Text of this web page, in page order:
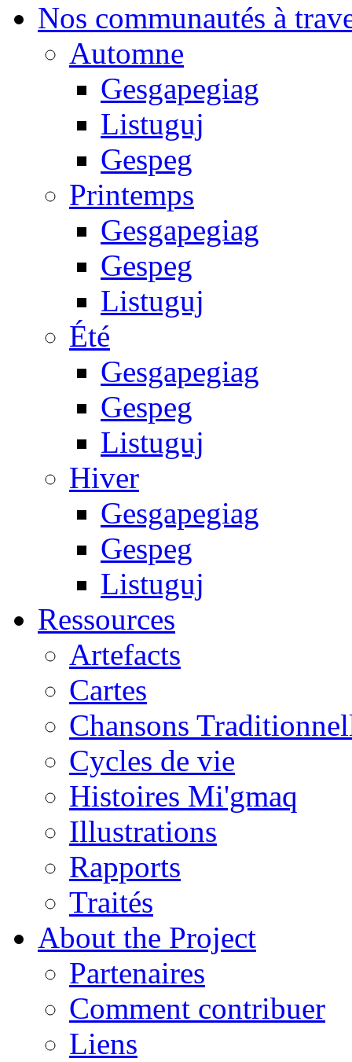
Nos communautés à
Automne
Gesgapegiag
Listuguj
Gespeg
Printemps
Gesgapegiag
Gespeg
Listuguj
Été
Gesgapegiag
Gespeg
Listuguj
Hiver
Gesgapegiag
Gespeg
Listuguj
Ressources
Artefacts
Cartes
Chansons
Cycles de vie
Histoires Mi'gmaq
Illustrations
Rapports
Traités
About the Project
Partenaires
Comment contribuer
Liens